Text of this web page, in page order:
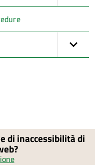
di inaccessibilità di